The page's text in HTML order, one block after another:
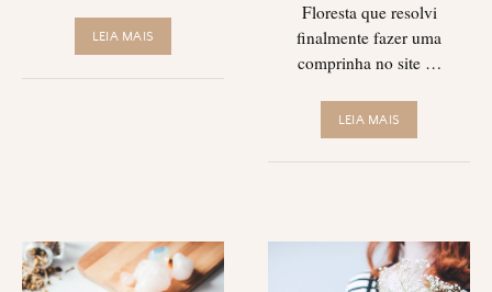
LEIA MAIS
Floresta que resolvi
finalmente fazer uma
comprinha no site …
LEIA MAIS